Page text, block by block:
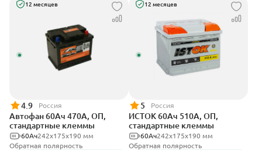
12 месяцев
4.9 Россия
Автофан 60Ач 470А, ОП,
стандартные клеммы
242х175х190 мм
60Ач
Обратная полярность
12 месяцев
5 Россия
ИСТОК 60Ач 510А, ОП,
стандартные клеммы
242x175x190 мм
60Ач
Обратная полярность